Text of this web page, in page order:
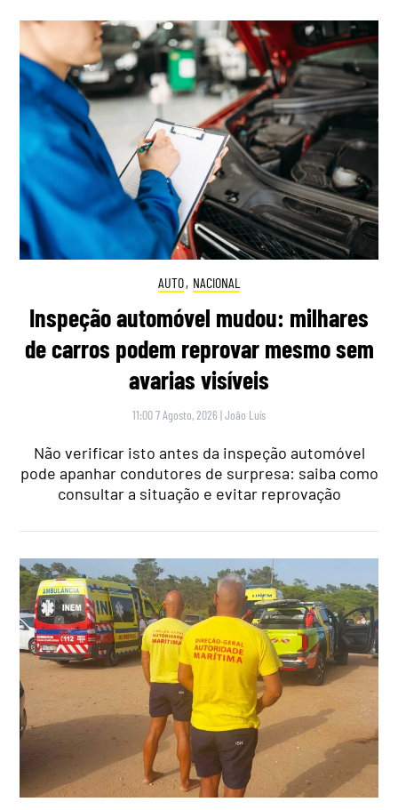
AUTO, NACIONAL
Inspeção automóvel mudou: milhares
de carros podem reprovar mesmo sem
avarias visíveis
11:00 7 Agosto, 2026 |João Luís
Não verificar isto antes da inspeção automóvel
pode apanhar condutores de surpresa: saiba como
consultar a situação e evitar reprovação